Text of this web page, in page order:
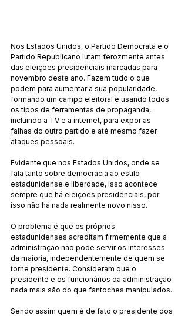
Nos Estados Unidos, o Partido Democrata e o
Partido Republicano lutam ferozmente antes
das eleições presidenciais marcadas para
novembro deste ano. Fazem tudo o que
podem para aumentar a sua popularidade,
formando um campo eleitoral e usando todos
os tipos de ferramentas de propaganda,
incluindo a TV e a internet, para expor as
falhas do outro partido e até mesmo fazer
ataques pessoais.
Evidente que nos Estados Unidos, onde se
fala tanto sobre democracia ao estilo
estadunidense e liberdade, isso acontece
sempre que há eleições presidenciais, por
isso não há nada realmente novo nisso.
O problema é que os próprios
estadunidenses acreditam firmemente que a
administração não pode servir os interesses
da maioria, independentemente de quem se
torne presidente. Consideram que o
presidente e os funcionários da administração
nada mais são do que fantoches manipulados.
Sendo assim quem é de fato o presidente dos